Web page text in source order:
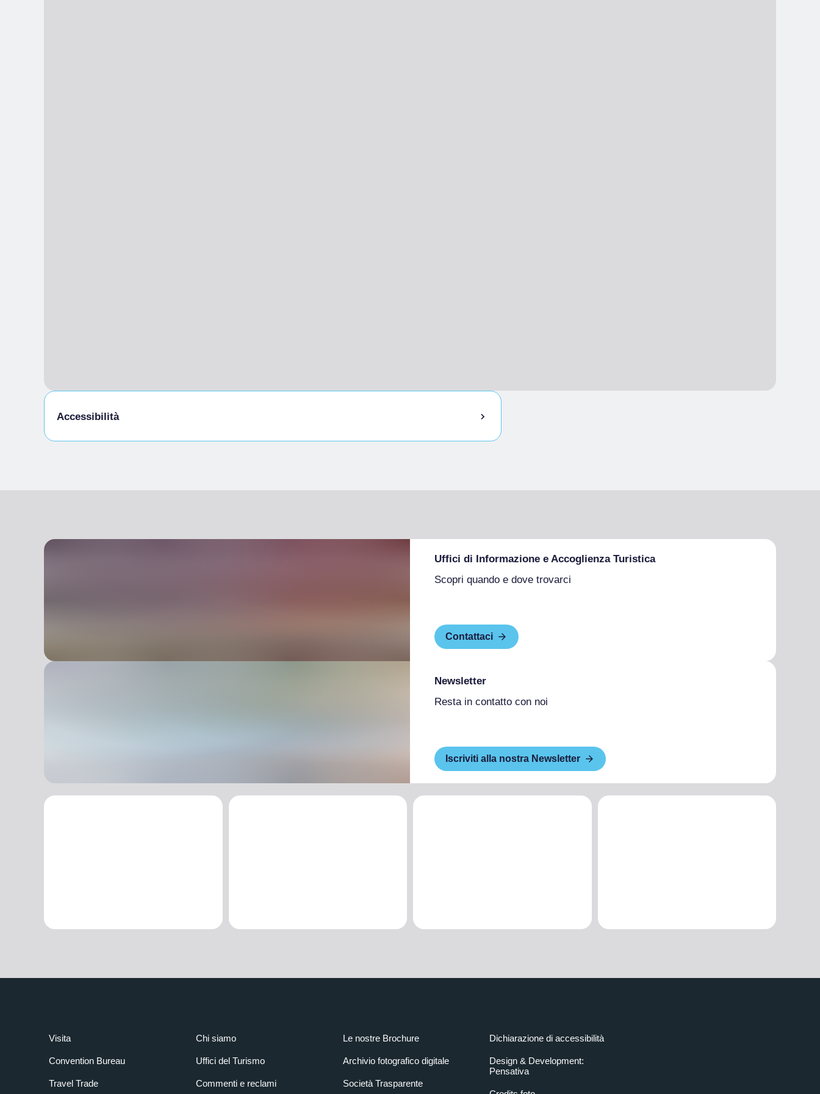
Accessibilità
Uffici di Informazione e Accoglienza Turistica
Scopri quando e dove trovarci
Contattaci
Newsletter
Resta in contatto con noi
Iscriviti alla nostra Newsletter
Visita
Convention Bureau
Travel Trade
Chi siamo
Uffici del Turismo
Commenti e reclami
Le nostre Brochure
Archivio fotografico digitale
Società Trasparente
Dichiarazione di accessibilità
Design & Development:
Pensativa